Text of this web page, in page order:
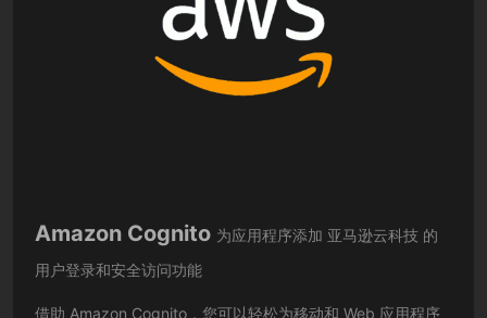
Amazon Cognito 为应用程序添加 亚马逊云科技 的
用户登录和安全访问功能
借助 Amazon Cognito，您可以轻松为移动和 Web 应用程序